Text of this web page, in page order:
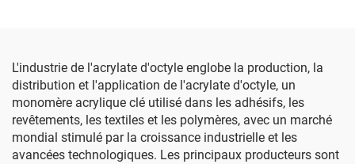
L'industrie de l'acrylate d'octyle englobe la production, la
distribution et l'application de l'acrylate d'octyle, un
monomère acrylique clé utilisé dans les adhésifs, les
revêtements, les textiles et les polymères, avec un marché
mondial stimulé par la croissance industrielle et les
avancées technologiques. Les principaux producteurs sont